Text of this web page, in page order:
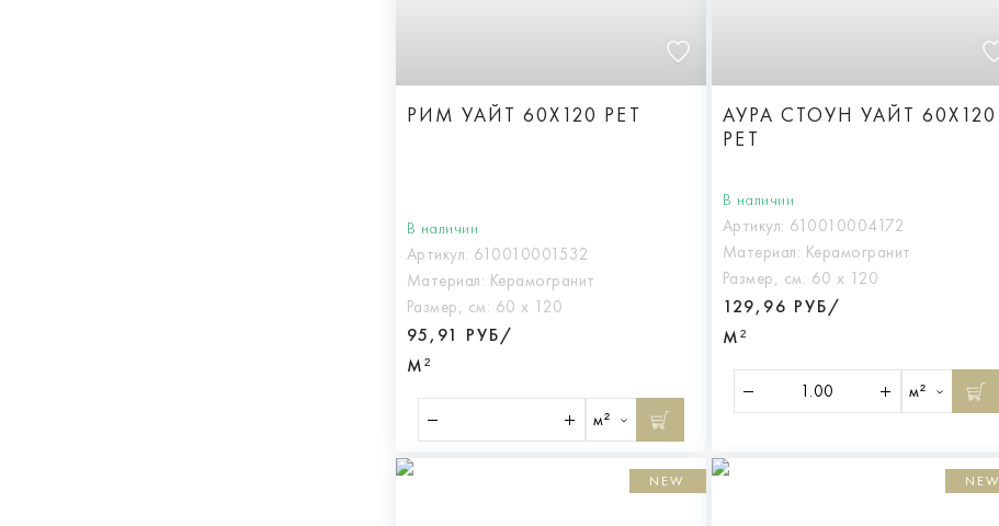
РИМ УАЙТ 60X120 РЕТ
В наличии
Артикул: 610010001532
Материал: Керамогранит
Размер, см: 60 х 120
95,91 РУБ/
М²
м²
АУРА СТОУН УАЙТ 60X120
РЕТ
В наличии
Артикул: 610010004172
Материал: Керамогранит
Размер, см: 60 х 120
129,96 РУБ/
М²
м²
NEW NEW